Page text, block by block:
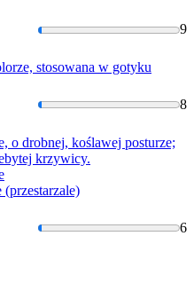
9
stosowana w gotyku
8
o drobnej, koślawej posturze;
krzywicy.
6